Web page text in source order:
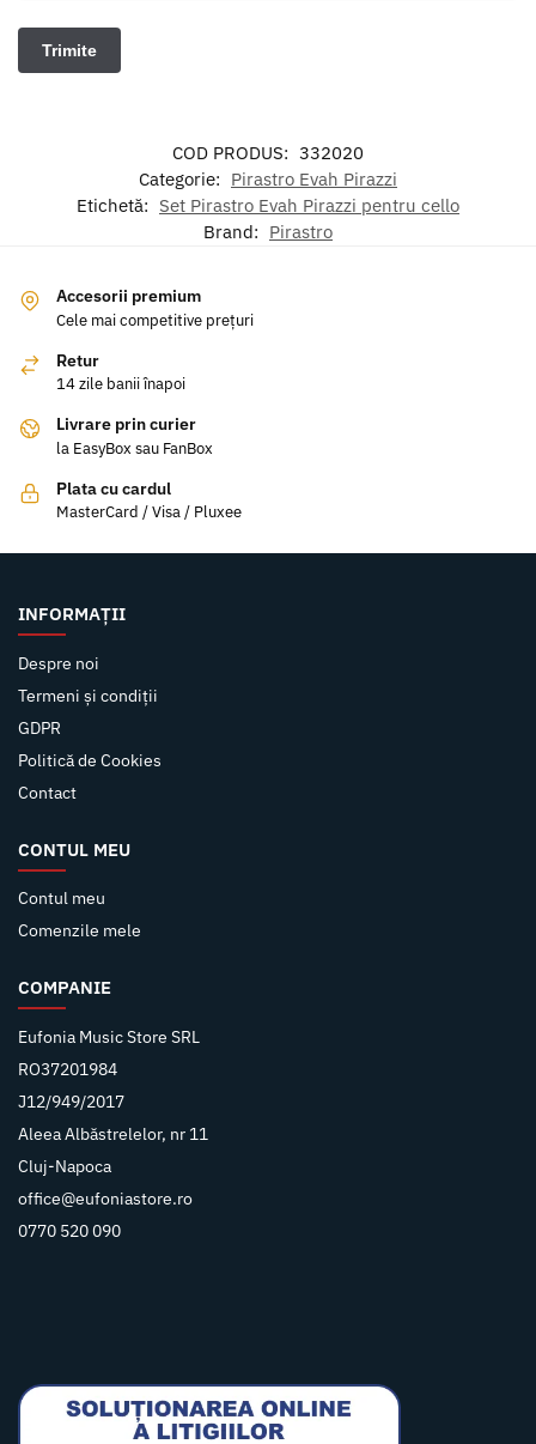
COD PRODUS: 332020
Categorie: Pirastro Evah Pirazzi
Etichetă: Set Pirastro Evah Pirazzi pentru cello
Brand: Pirastro
Accesorii premium
Cele mai competitive prețuri
Retur
14 zile banii înapoi
Livrare prin curier
la EasyBox sau FanBox
Plata cu cardul
MasterCard / Visa / Pluxee
INFORMAȚII
Despre noi
Termeni și condiții
GDPR
Politică de Cookies
Contact
CONTUL MEU
Contul meu
Comenzile mele
COMPANIE
Eufonia Music Store SRL
RO37201984
J12/949/2017
Aleea Albăstrelelor, nr 11
Cluj-Napoca
office@eufoniastore.ro
0770 520 090